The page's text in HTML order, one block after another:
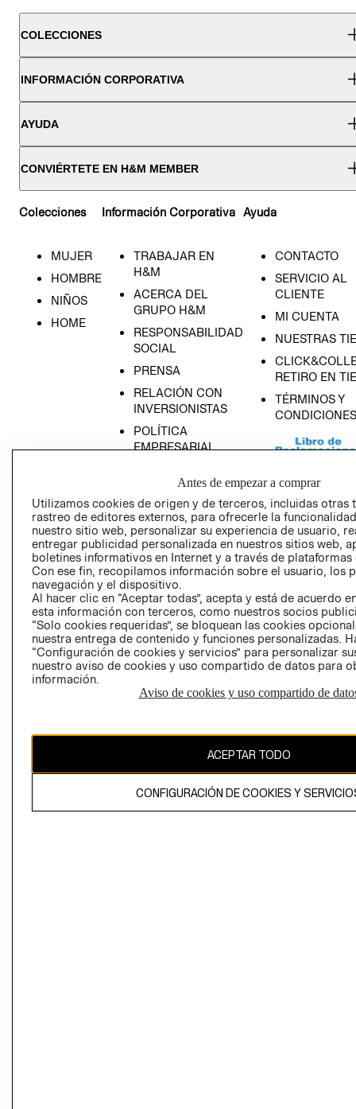
COLECCIONES
INFORMACIÓN CORPORATIVA
AYUDA
CONVIÉRTETE EN H&M MEMBER
Colecciones
MUJER
HOMBRE
NIÑOS
HOME
Información Corporativa
TRABAJAR EN
H&M
ACERCA DEL
GRUPO H&M
RESPONSABILIDAD
SOCIAL
PRENSA
RELACIÓN CON
INVERSIONISTAS
POLÍTICA
EMPRESARIAL
Ayuda
CONTACTO
SERVICIO AL
CLIENTE
MI CUENTA
NUESTRAS
RETIRO EN
TÉRMINOS Y
CONDICIONES
AVISO DE
PRIVACIDAD
GIFT CARD
El contenido de esta página web está protegido por copyright y es
Antes de empezar a comprar
Utilizamos cookies de origen y de terceros, incluidas otras
rastreo de editores externos, para ofrecerle la
nuestro sitio web, personalizar su experiencia de usuario,
entregar publicidad personalizada en nuestros sitios web,
boletines informativos en Internet y a través de plataformas
Con ese fin, recopilamos información sobre el usuario, los
navegación y el dispositivo.
Al hacer clic en “Aceptar todas”, acepta y está de acuerdo
esta información con terceros, como nuestros socios
“Solo cookies requeridas”, se bloquean las cookies
nuestra entrega de contenido y funciones personalizadas.
“Configuración de cookies y servicios” para personalizar
nuestro aviso de cookies y uso compartido de datos para
información.
Aviso de cookies y uso compartido de
ACEPTAR TODO
CONFIGURACIÓN DE COOKIES Y